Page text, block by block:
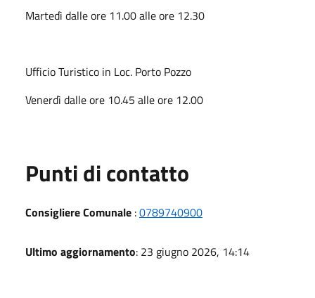
Martedì dalle ore 11.00 alle ore 12.30
Ufficio Turistico in Loc. Porto Pozzo
Venerdì dalle ore 10.45 alle ore 12.00
Punti di contatto
Consigliere Comunale :0789740900
Ultimo aggiornamento: 23 giugno 2026, 14:14